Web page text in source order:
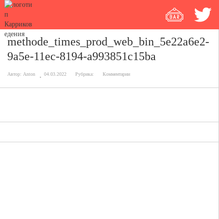
methode_times_prod_web_bin_5e22a6e2-
9a5e-11ec-8194-a993851c15ba
Автор: Anton 04.03.2022 Рубрика: Комментарии